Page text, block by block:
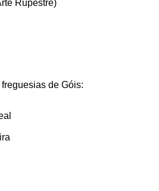
Rupestre)
de Góis: